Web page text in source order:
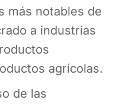
más notables de
a industrias
agrícolas.
de las